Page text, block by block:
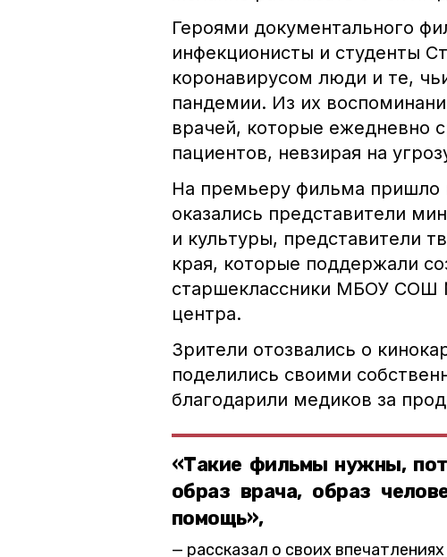
Героями документального
инфекционисты и студенты
коронавирусом люди и те,
пандемии. Из их
врачей, которые ежедневно
пациентов, невзирая на
На премьеру фильма пришло
оказались представители
и культуры, представители
края, которые поддержали
старшеклассники МБОУ СОШ
центра.
Зрители отозвались о
поделились своими
благодарили медиков за
«Такие фильмы нужны,
образ врача, образ
помощь»,
рассказал о своих